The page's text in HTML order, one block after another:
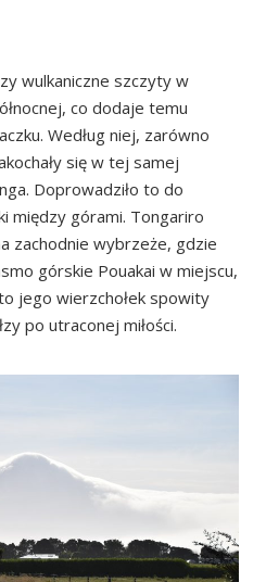
wulkaniczne szczyty w
co dodaje temu
Według niej, zarówno
się w tej samej
Doprowadziło to do
między górami. Tongariro
zachodnie wybrzeże, gdzie
górskie Pouakai w miejscu,
jego wierzchołek spowity
po utraconej miłości.